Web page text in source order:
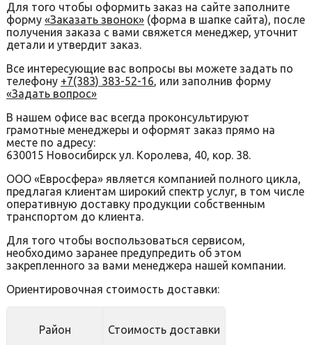
Для того чтобы оформить заказ на сайте заполните
форму «Заказать звонок» (форма в шапке сайта), после
получения заказа с вами свяжется менеджер, уточнит
детали и утвердит заказ.
Все интересующие вас вопросы вы можете задать по
телефону +7(383) 383-52-16, или заполнив форму
«Задать вопрос»
В нашем офисе вас всегда проконсультируют
грамотные менеджеры и оформят заказ прямо на
месте по адресу:
630015 Новосибирск ул. Королева, 40, кор. 38.
ООО «Евросфера» является компанией полного цикла,
предлагая клиентам широкий спектр услуг, в том числе
оперативную доставку продукции собственным
транспортом до клиента.
Для того чтобы воспользоваться сервисом,
необходимо заранее предупредить об этом
закрепленного за вами менеджера нашей компании.
Ориентировочная стоимость доставки:
Район Стоимость доставки